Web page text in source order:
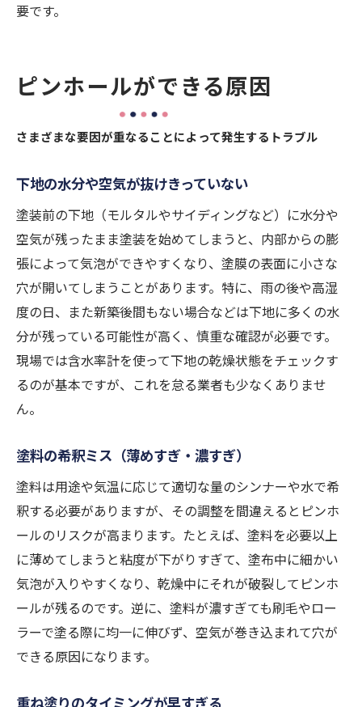
要です。
ピンホールができる原因
さまざまな要因が重なることによって発生するトラブル
下地の水分や空気が抜けきっていない
塗装前の下地（モルタルやサイディングなど）に水分や
空気が残ったまま塗装を始めてしまうと、内部からの膨
張によって気泡ができやすくなり、塗膜の表面に小さな
穴が開いてしまうことがあります。特に、雨の後や高湿
度の日、また新築後間もない場合などは下地に多くの水
分が残っている可能性が高く、慎重な確認が必要です。
現場では含水率計を使って下地の乾燥状態をチェックす
るのが基本ですが、これを怠る業者も少なくありませ
ん。
塗料の希釈ミス（薄めすぎ・濃すぎ）
塗料は用途や気温に応じて適切な量のシンナーや水で希
釈する必要がありますが、その調整を間違えるとピンホ
ールのリスクが高まります。たとえば、塗料を必要以上
に薄めてしまうと粘度が下がりすぎて、塗布中に細かい
気泡が入りやすくなり、乾燥中にそれが破裂してピンホ
ールが残るのです。逆に、塗料が濃すぎても刷毛やロー
ラーで塗る際に均一に伸びず、空気が巻き込まれて穴が
できる原因になります。
重ね塗りのタイミングが早すぎる